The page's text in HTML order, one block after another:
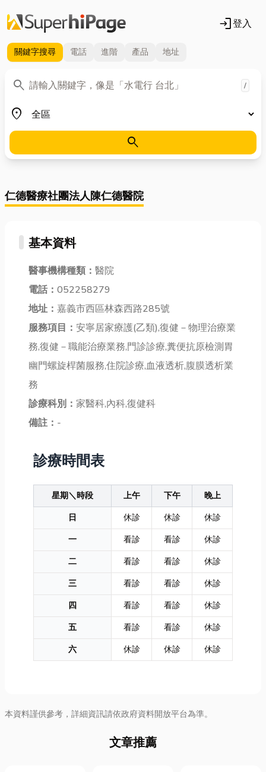
login登入
關鍵字搜尋 電話 進階 產品 地址
search
關鍵字 /
place
地區
search
仁德醫療社團法人陳仁德醫院
基本資料
醫事機構種類： 醫院
電話： 052258279
地址： 嘉義市西區林森西路285號
服務項目： 安寧居家療護(乙類),復健－物理治療業
務,復健－職能治療業務,門診診療,糞便抗原檢測胃
幽門螺旋桿菌服務,住院診療,血液透析,腹膜透析業
務
診療科別： 家醫科,內科,復健科
備註： -
診療時間表
星期＼時段 上午 下午
晚上
日
休診 休診
休診
一
看診 看診
休診
二
看診 看診
休診
三
看診 看診
休診
四
看診 看診
休診
五
看診 看診
休診
六
休診 休診 休診
本資料謹供參考，詳細資訊請依政府資料開放平台為準。
文章推薦